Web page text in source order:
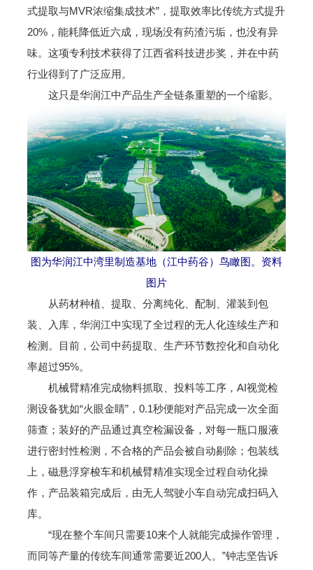
式提取与MVR浓缩集成技术”，提取效率比传统方式提升
20%，能耗降低近六成，现场没有药渣污垢，也没有异
味。这项专利技术获得了江西省科技进步奖，并在中药
行业得到了广泛应用。
这只是华润江中产品生产全链条重塑的一个缩影。
图为华润江中湾里制造基地（江中药谷）鸟瞰图。资料
图片
从药材种植、提取、分离纯化、配制、灌装到包
装、入库，华润江中实现了全过程的无人化连续生产和
检测。目前，公司中药提取、生产环节数控化和自动化
率超过95%。
机械臂精准完成物料抓取、投料等工序，AI视觉检
测设备犹如“火眼金睛”，0.1秒便能对产品完成一次全面
筛查；装好的产品通过真空检漏设备，对每一瓶口服液
进行密封性检测，不合格的产品会被自动剔除；包装线
上，磁悬浮穿梭车和机械臂精准实现全过程自动化操
作，产品装箱完成后，由无人驾驶小车自动完成扫码入
库。
“现在整个车间只需要10来个人就能完成操作管理，
而同等产量的传统车间通常需要近200人。”钟志坚告诉